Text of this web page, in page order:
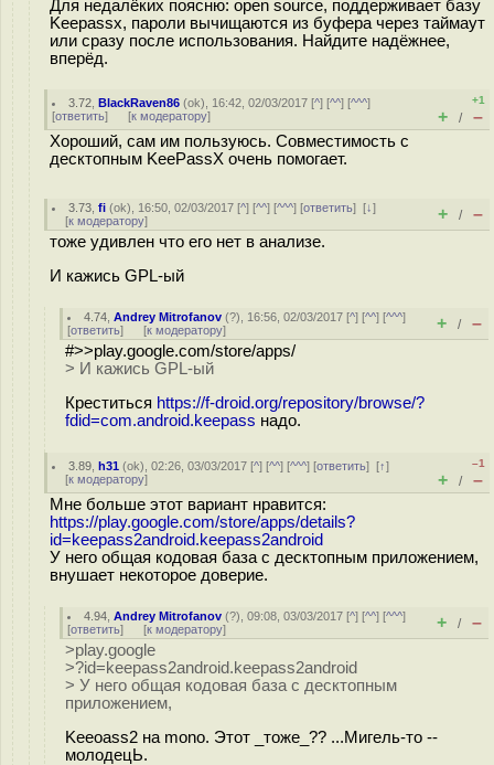
Для недалёких поясню: open source, поддерживает базу
Keepassx, пароли вычищаются из буфера через таймаут
или сразу после использования. Найдите надёжнее,
вперёд.
3.72 ,BlackRaven86 (ok), 16:42, 02/03/2017 [^] [^^] [^^^]
[ответить] [к модератору]
+1
+ / –
Хороший, сам им пользуюсь. Совместимость с
десктопным KeePassX очень помогает.
3.73 ,fi (ok), 16:50, 02/03/2017 [^] [^^] [^^^] [ответить][↓]
[к модератору] + / –
тоже удивлен что его нет в анализе.
И кажись GPL-ый
4.74 ,Andrey Mitrofanov (?), 16:56, 02/03/2017 [^] [^^] [^^^]
[ответить] [к модератору] + / –
#>>play.google.com/store/apps/
> И кажись GPL-ый
Креститься https://f-droid.org/repository/browse/?
fdid=com.android.keepass надо.
3.89 ,h31 (ok), 02:26, 03/03/2017 [^] [^^] [^^^] [ответить][↑]
[к модератору]
–1
+ / –
Мне больше этот вариант нравится:
https://play.google.com/store/apps/details?
id=keepass2android.keepass2android
У него общая кодовая база с десктопным приложением,
внушает некоторое доверие.
4.94 ,Andrey Mitrofanov (?), 09:08, 03/03/2017 [^] [^^] [^^^]
[ответить] [к модератору] + / –
>play.google
>?id=keepass2android.keepass2android
> У него общая кодовая база с десктопным
приложением,
Keeoass2 на mono. Этот _тоже_?? ...Мигель-то --
молодецЬ.